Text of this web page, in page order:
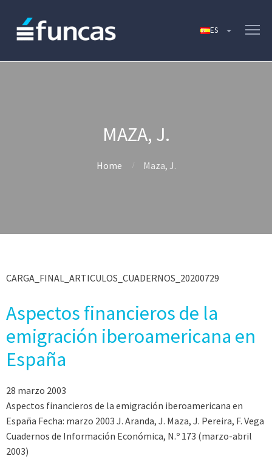
MAZA, J.
Home Maza, J.
CARGA_FINAL_ARTICULOS_CUADERNOS_20200729
Aspectos financieros de la
emigración iberoamericana en
España
28 marzo 2003
Aspectos financieros de la emigración iberoamericana en
España Fecha: marzo 2003 J. Aranda, J. Maza, J. Pereira, F. Vega
Cuadernos de Información Económica, N.º 173 (marzo-abril
2003)